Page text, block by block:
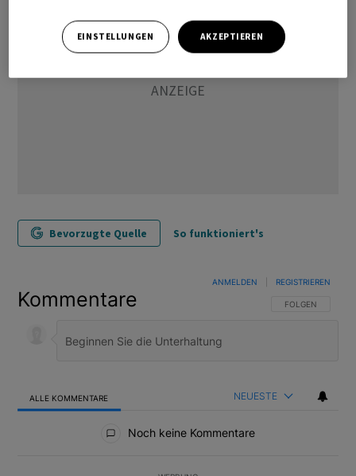
Bevorzugte Quelle So funktioniert's
Kommentare FOLGE DIESER
FOLGEN
ANMELDEN REGISTRIEREN
ALLE KOMMENTARE NEUESTE
Noch keine Kommentare
EINSTELLUNGEN AKZEPTIEREN